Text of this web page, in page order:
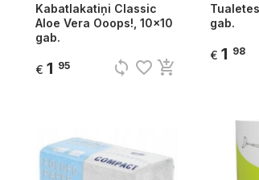
Kabatlakatiņi Classic
Aloe Vera Ooops!, 10x10
gab.
€ 1 95 sync favorite_border add_shopping_cart
gab.
€ 1 98